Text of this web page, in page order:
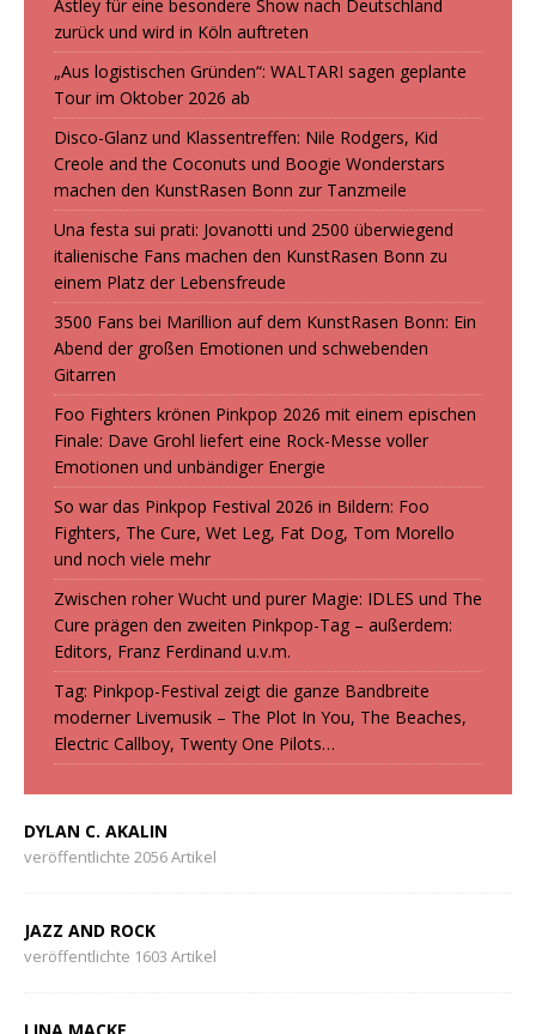
Astley für eine besondere Show nach Deutschland
zurück und wird in Köln auftreten
„Aus logistischen Gründen“: WALTARI sagen geplante
Tour im Oktober 2026 ab
Disco-Glanz und Klassentreffen: Nile Rodgers, Kid
Creole and the Coconuts und Boogie Wonderstars
machen den KunstRasen Bonn zur Tanzmeile
Una festa sui prati: Jovanotti und 2500 überwiegend
italienische Fans machen den KunstRasen Bonn zu
einem Platz der Lebensfreude
3500 Fans bei Marillion auf dem KunstRasen Bonn: Ein
Abend der großen Emotionen und schwebenden
Gitarren
Foo Fighters krönen Pinkpop 2026 mit einem epischen
Finale: Dave Grohl liefert eine Rock-Messe voller
Emotionen und unbändiger Energie
So war das Pinkpop Festival 2026 in Bildern: Foo
Fighters, The Cure, Wet Leg, Fat Dog, Tom Morello
und noch viele mehr
Zwischen roher Wucht und purer Magie: IDLES und The
Cure prägen den zweiten Pinkpop-Tag – außerdem:
Editors, Franz Ferdinand u.v.m.
Tag: Pinkpop-Festival zeigt die ganze Bandbreite
moderner Livemusik – The Plot In You, The Beaches,
Electric Callboy, Twenty One Pilots…
DYLAN C. AKALIN
veröffentlichte 2056 Artikel
JAZZ AND ROCK
veröffentlichte 1603 Artikel